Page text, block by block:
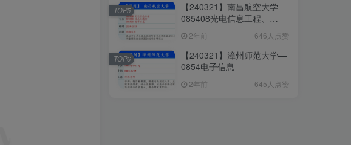
智能
【240321】南昌航空大学—
085408光电信息工程、
085400电子信息
2年前 646人点赞
TOP5
【240321】漳州师范大学—
0854电子信息
2年前 645人点赞
TOP6